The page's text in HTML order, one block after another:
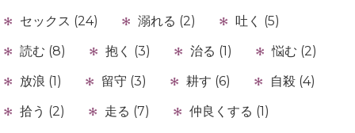
セックス (24)
溺れる (2)
吐く (5)
読む (8)
抱く (3) 治る (1)
悩む (2)
放浪 (1)
留守 (3) 耕す (6)
自殺 (4)
拾う (2)
走る (7)
仲良くする (1)